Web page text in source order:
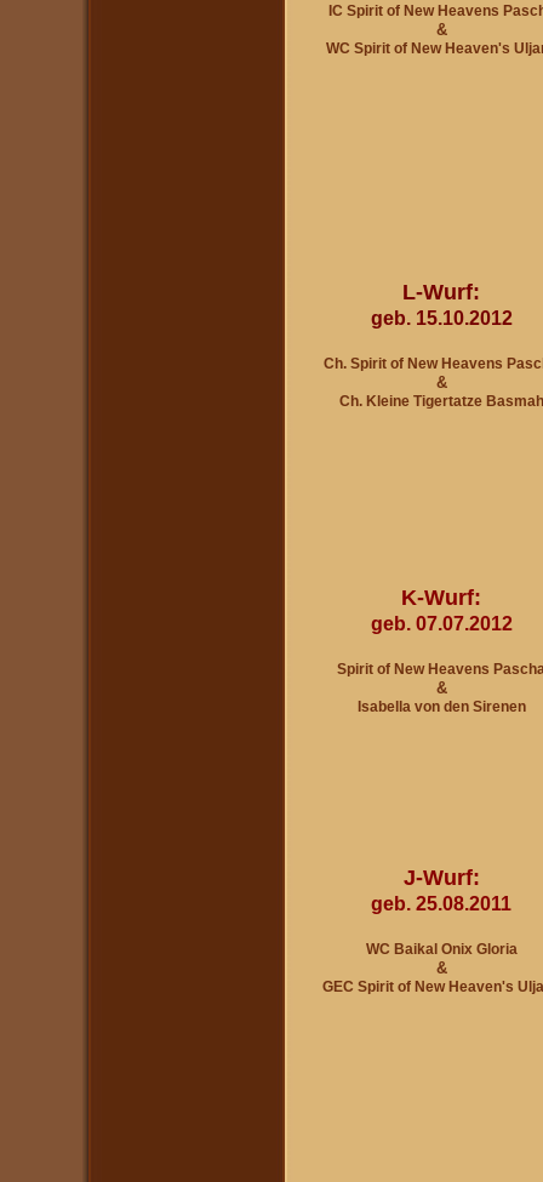
IC Spirit of New Heavens
&
WC Spirit of New Heaven's Ulja
L-Wurf:
geb. 15.10.2012
Ch. Spirit of New Heavens
&
Ch. Kleine Tigertatze Basmah
K-Wurf:
geb. 07.07.2012
Spirit of New Heavens
&
Isabella von den Sirenen
J-Wurf:
geb. 25.08.2011
WC Baikal Onix Gloria
&
GEC Spirit of New Heaven's Ulja